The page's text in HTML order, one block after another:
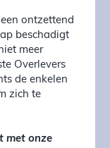
ontzettend
beschadigt
meer
Overlevers
de enkelen
zich te
met onze